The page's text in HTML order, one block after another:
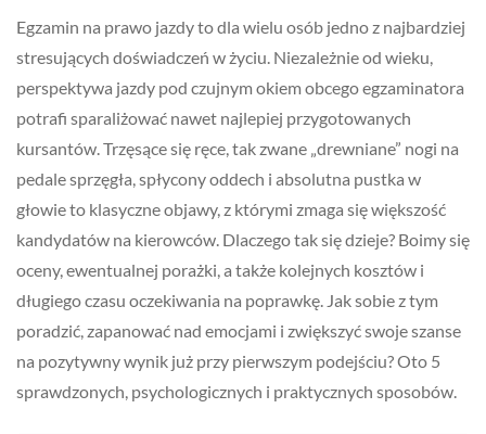
Egzamin na prawo jazdy to dla wielu osób jedno z najbardziej
stresujących doświadczeń w życiu. Niezależnie od wieku,
perspektywa jazdy pod czujnym okiem obcego egzaminatora
potrafi sparaliżować nawet najlepiej przygotowanych
kursantów. Trzęsące się ręce, tak zwane „drewniane” nogi na
pedale sprzęgła, spłycony oddech i absolutna pustka w
głowie to klasyczne objawy, z którymi zmaga się większość
kandydatów na kierowców. Dlaczego tak się dzieje? Boimy się
oceny, ewentualnej porażki, a także kolejnych kosztów i
długiego czasu oczekiwania na poprawkę. Jak sobie z tym
poradzić, zapanować nad emocjami i zwiększyć swoje szanse
na pozytywny wynik już przy pierwszym podejściu? Oto 5
sprawdzonych, psychologicznych i praktycznych sposobów.